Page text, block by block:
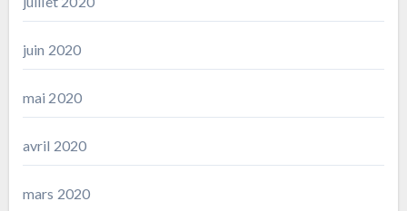
juin 2020
mai 2020
avril 2020
mars 2020